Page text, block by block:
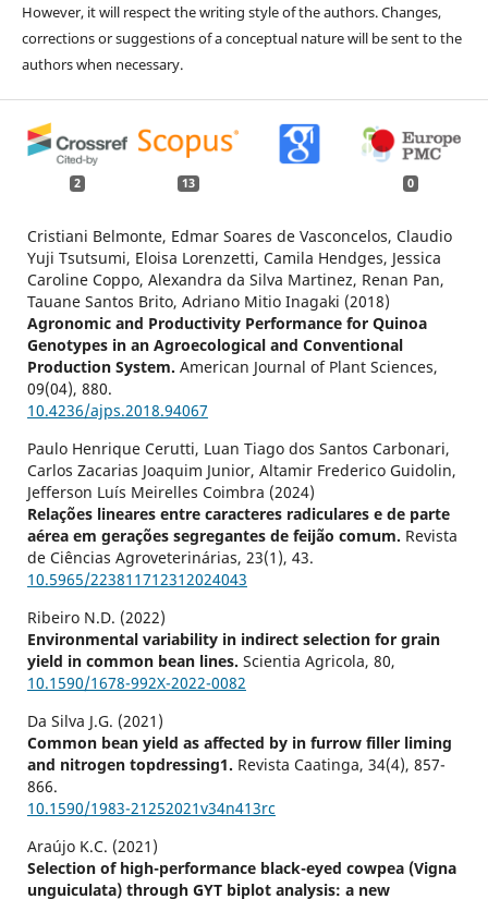
However, it will respect the writing style of the authors. Changes,
corrections or suggestions of a conceptual nature will be sent to the
authors when necessary.
2 13 0
Cristiani Belmonte, Edmar Soares de Vasconcelos, Claudio
Yuji Tsutsumi, Eloisa Lorenzetti, Camila Hendges, Jessica
Caroline Coppo, Alexandra da Silva Martinez, Renan Pan,
Tauane Santos Brito, Adriano Mitio Inagaki (2018)
Agronomic and Productivity Performance for Quinoa
Genotypes in an Agroecological and Conventional
Production System. American Journal of Plant Sciences,
09(04), 880.
10.4236/ajps.2018.94067
Paulo Henrique Cerutti, Luan Tiago dos Santos Carbonari,
Carlos Zacarias Joaquim Junior, Altamir Frederico Guidolin,
Jefferson Luís Meirelles Coimbra (2024)
Relações lineares entre caracteres radiculares e de parte
aérea em gerações segregantes de feijão comum. Revista
de Ciências Agroveterinárias, 23(1), 43.
10.5965/223811712312024043
Ribeiro N.D. (2022)
Environmental variability in indirect selection for grain
yield in common bean lines. Scientia Agricola, 80,
10.1590/1678-992X-2022-0082
Da Silva J.G. (2021)
Common bean yield as affected by in furrow filler liming
and nitrogen topdressing1. Revista Caatinga, 34(4), 857-
866.
10.1590/1983-21252021v34n413rc
Araújo K.C. (2021)
Selection of high-performance black-eyed cowpea (Vigna
unguiculata) through GYT biplot analysis: a new